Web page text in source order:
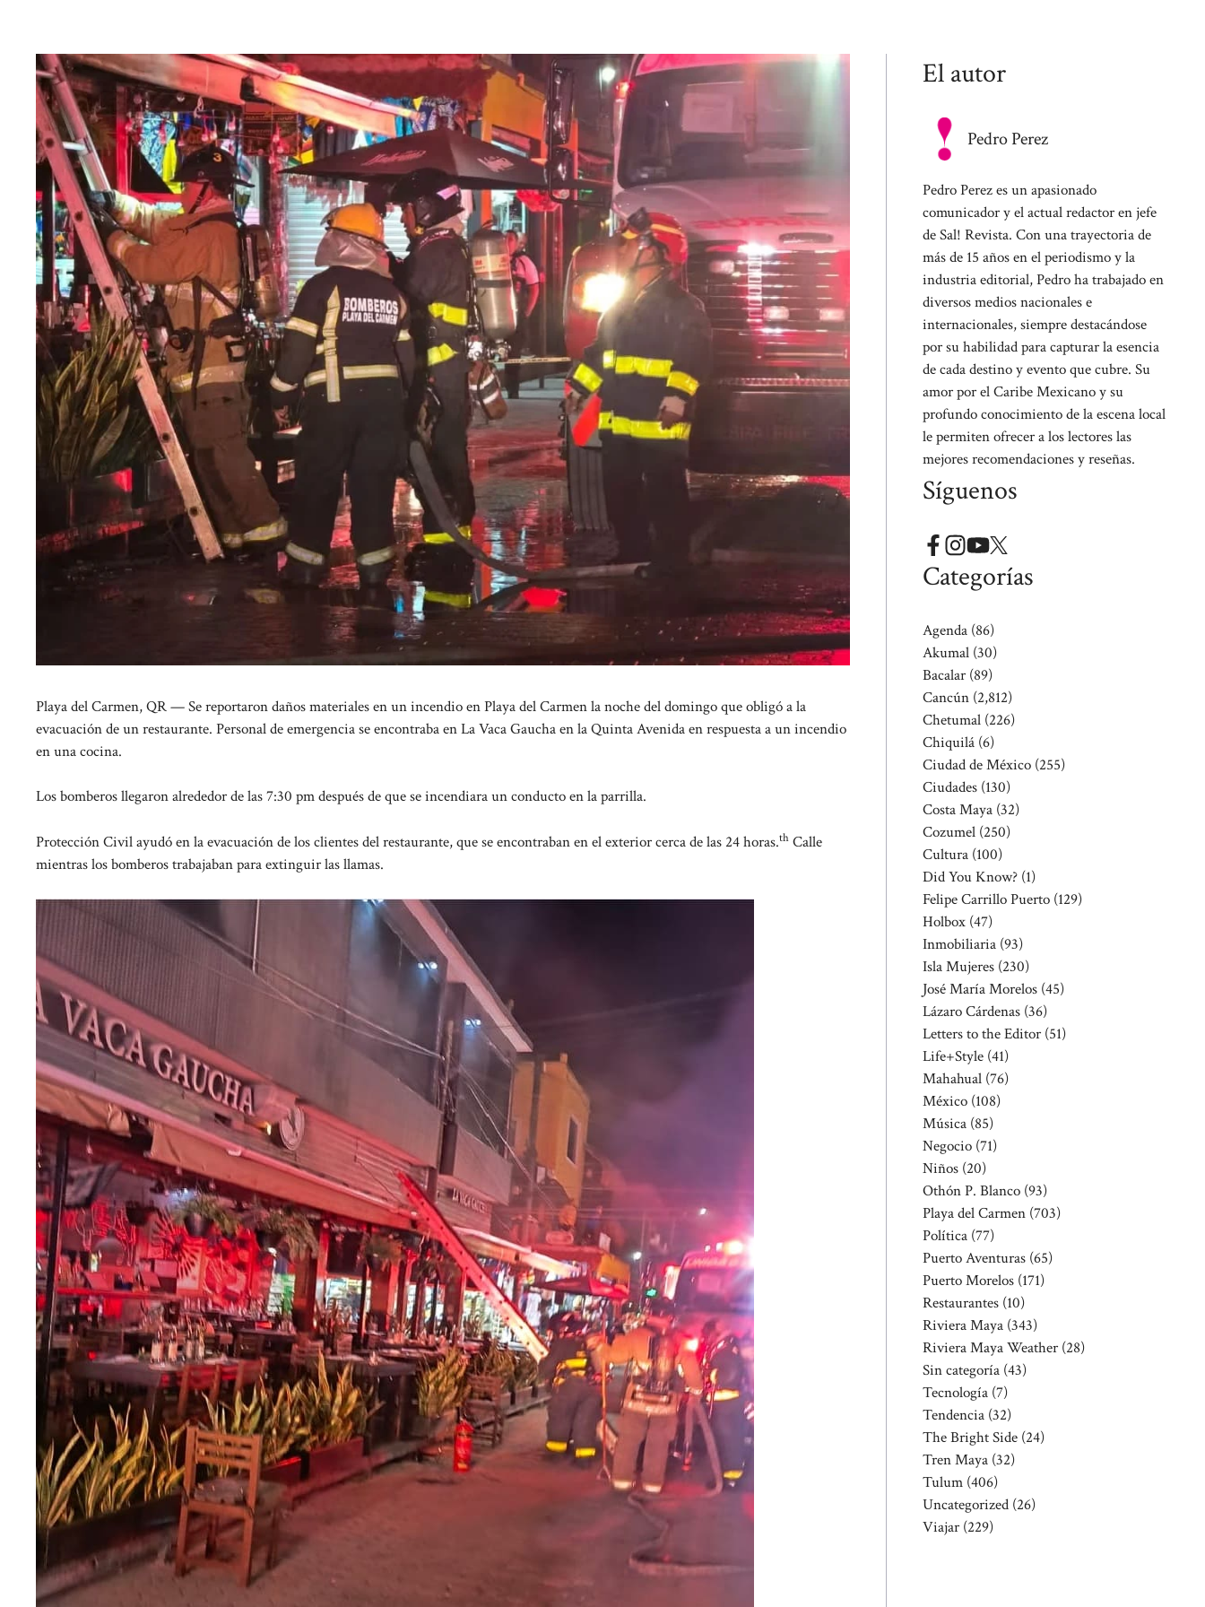
Playa del Carmen, QR — Se reportaron daños materiales en un incendio en Playa del Carmen la noche del domingo que obligó a la
evacuación de un restaurante. Personal de emergencia se encontraba en La Vaca Gaucha en la Quinta Avenida en respuesta a un incendio
en una cocina.
Los bomberos llegaron alrededor de las 7:30 pm después de que se incendiara un conducto en la parrilla.
Protección Civil ayudó en la evacuación de los clientes del restaurante, que se encontraban en el exterior cerca de las 24 horas.th Calle
mientras los bomberos trabajaban para extinguir las llamas.
El autor
Pedro Perez
Pedro Perez es un apasionado
comunicador y el actual redactor en jefe
de Sal! Revista. Con una trayectoria de
más de 15 años en el periodismo y la
industria editorial, Pedro ha trabajado en
diversos medios nacionales e
internacionales, siempre destacándose
por su habilidad para capturar la esencia
de cada destino y evento que cubre. Su
amor por el Caribe Mexicano y su
profundo conocimiento de la escena local
le permiten ofrecer a los lectores las
mejores recomendaciones y reseñas.
Síguenos
Categorías
Agenda (86)
Akumal (30)
Bacalar (89)
Cancún (2,812)
Chetumal (226)
Chiquilá (6)
Ciudad de México (255)
Ciudades (130)
Costa Maya (32)
Cozumel (250)
Cultura (100)
Did You Know? (1)
Felipe Carrillo Puerto (129)
Holbox (47)
Inmobiliaria (93)
Isla Mujeres (230)
José María Morelos (45)
Lázaro Cárdenas (36)
Letters to the Editor (51)
Life+Style (41)
Mahahual (76)
México (108)
Música (85)
Negocio (71)
Niños (20)
Othón P. Blanco (93)
Playa del Carmen (703)
Política (77)
Puerto Aventuras (65)
Puerto Morelos (171)
Restaurantes (10)
Riviera Maya (343)
Riviera Maya Weather (28)
Sin categoría (43)
Tecnología (7)
Tendencia (32)
The Bright Side (24)
Tren Maya (32)
Tulum (406)
Uncategorized (26)
Viajar (229)